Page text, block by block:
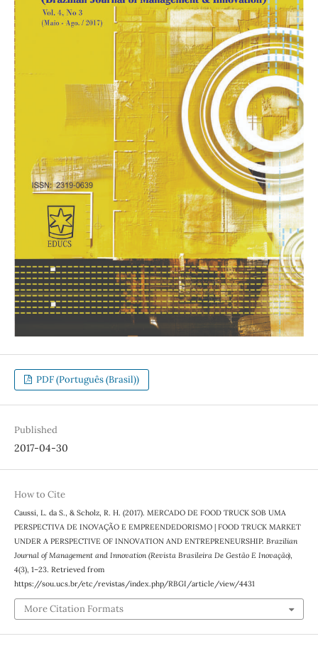
PDF (Português (Brasil))
Published
2017-04-30
How to Cite
Caussi, L. da S., & Scholz, R. H. (2017). MERCADO DE FOOD TRUCK SOB UMA
PERSPECTIVA DE INOVAÇÃO E EMPREENDEDORISMO | FOOD TRUCK MARKET
UNDER A PERSPECTIVE OF INNOVATION AND ENTREPRENEURSHIP. Brazilian
Journal of Management and Innovation (Revista Brasileira De Gestão E Inovação),
4(3), 1–23. Retrieved from
https://sou.ucs.br/etc/revistas/index.php/RBGI/article/view/4431
More Citation Formats